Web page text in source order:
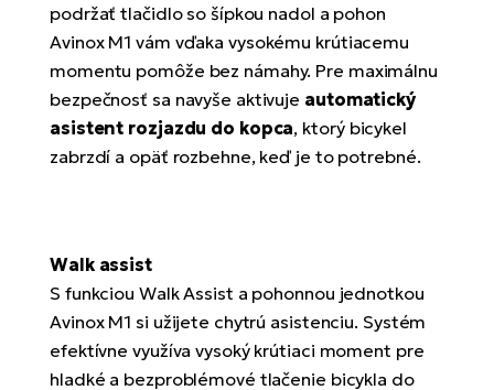
podržať tlačidlo so šípkou nadol a pohon
Avinox M1 vám vďaka vysokému krútiacemu
momentu pomôže bez námahy. Pre maximálnu
bezpečnosť sa navyše aktivuje automatický
asistent rozjazdu do kopca, ktorý bicykel
zabrzdí a opäť rozbehne, keď je to potrebné.
Walk assist
S funkciou Walk Assist a pohonnou jednotkou
Avinox M1 si užijete chytrú asistenciu. Systém
efektívne využíva vysoký krútiaci moment pre
hladké a bezproblémové tlačenie bicykla do